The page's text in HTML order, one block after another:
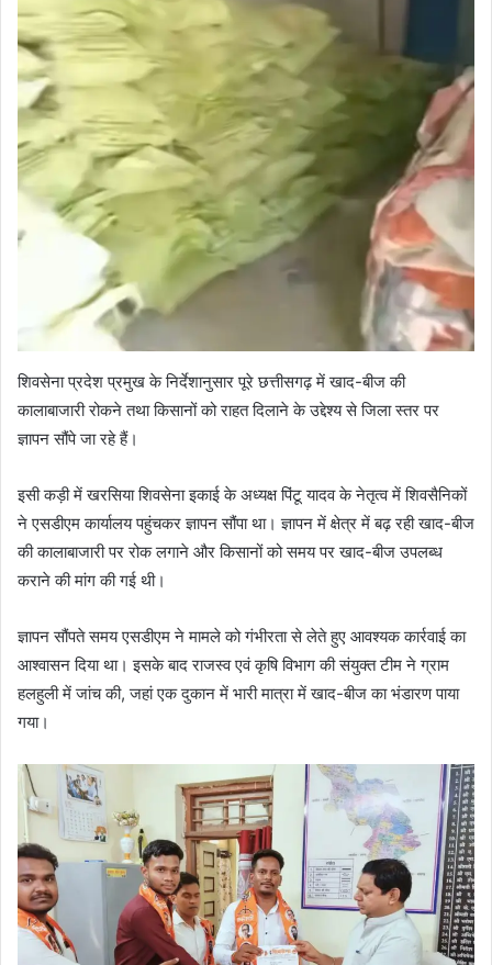
शिवसेना प्रदेश प्रमुख के निर्देशानुसार पूरे छत्तीसगढ़ में खाद-बीज की
कालाबाजारी रोकने तथा किसानों को राहत दिलाने के उद्देश्य से जिला स्तर पर
ज्ञापन सौंपे जा रहे हैं।
इसी कड़ी में खरसिया शिवसेना इकाई के अध्यक्ष पिंटू यादव के नेतृत्व में शिवसैनिकों
ने एसडीएम कार्यालय पहुंचकर ज्ञापन सौंपा था। ज्ञापन में क्षेत्र में बढ़ रही खाद-बीज
की कालाबाजारी पर रोक लगाने और किसानों को समय पर खाद-बीज उपलब्ध
कराने की मांग की गई थी।
ज्ञापन सौंपते समय एसडीएम ने मामले को गंभीरता से लेते हुए आवश्यक कार्रवाई का
आश्वासन दिया था। इसके बाद राजस्व एवं कृषि विभाग की संयुक्त टीम ने ग्राम
हलहुली में जांच की, जहां एक दुकान में भारी मात्रा में खाद-बीज का भंडारण पाया
गया।